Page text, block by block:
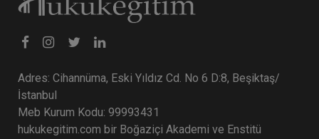
Adres: Cihannüma, Eski Yıldız Cd. No 6 D:8, Beşiktaş/
İstanbul
Meb Kurum Kodu: 99993431
hukukegitim.com bir Boğaziçi Akademi ve Enstitü